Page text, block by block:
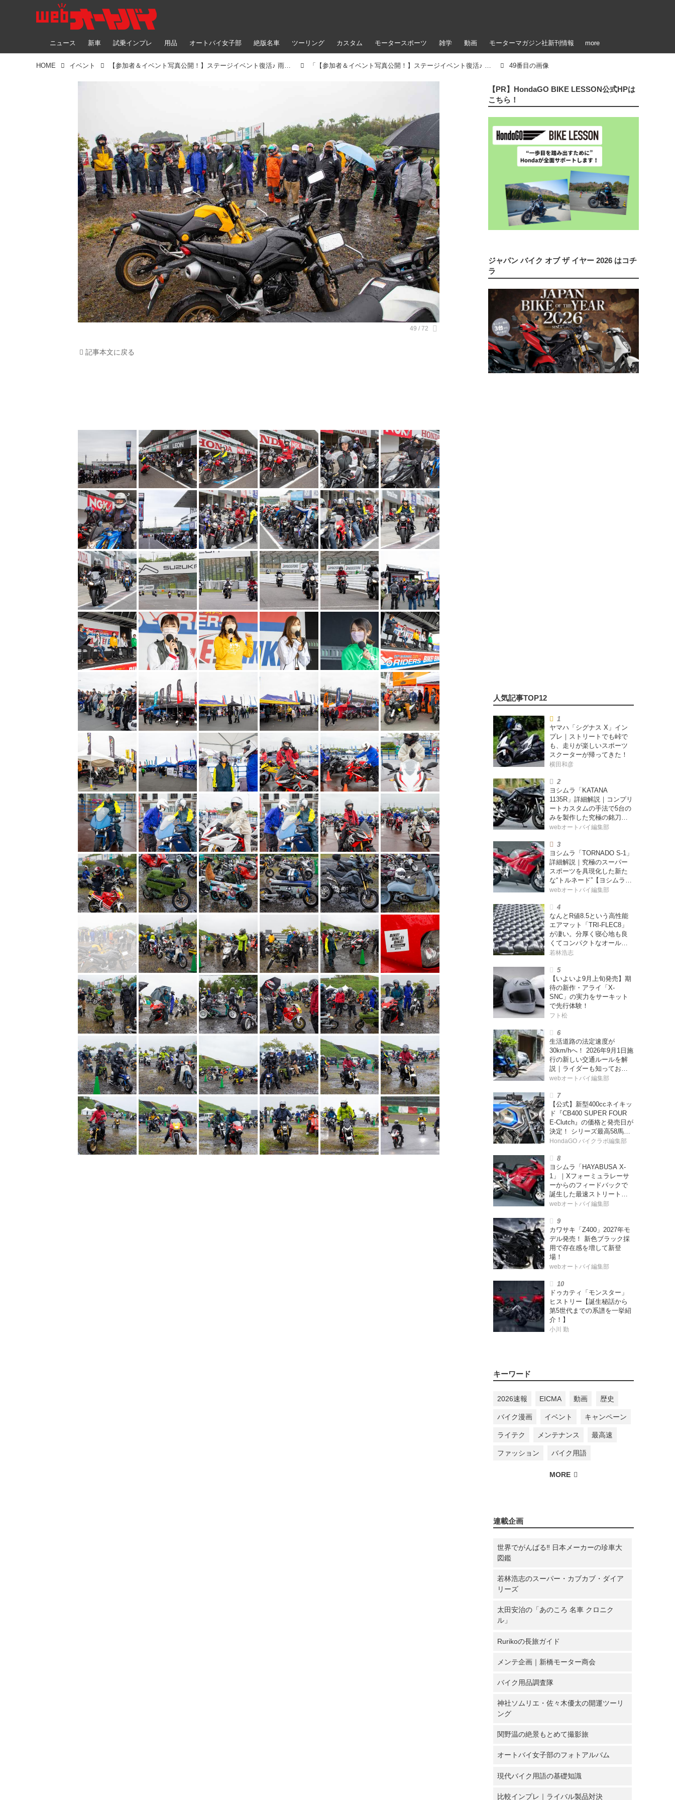
ニュース 新車 試乗インプレ 用品 オートバイ女子部 絶版名車 ツーリング カスタム モータースポーツ 雑学 動画 モーターマガジン社新刊情報 more
HOME イベント 【参加者＆イベント写真公開！】ステージイベント復活♪ 雨のアップガレージライダースBIKE!BIKE!BIKE2022（梅本まどか） 「【参加者＆イベント写真公開！】ステージイベント復活♪ 雨のアップガレージライダースBIKE!BIKE!BIKE2022（梅本まどか）」のアルバム 49番目の画像
記事本文に戻る
【PR】HondaGO BIKE LESSON公式HPは
こちら！
ジャパン バイク オブ ザ イヤー 2026 はコチ
ラ
ヤマハ「シグナス X」イン
プレ｜ストリートでも峠で
も、走りが楽しいスポーツ
スクーターが帰ってきた！
横田和彦
ヨシムラ「KATANA
1135R」詳細解説｜コンプリ
ートカスタムの手法で5台の
みを製作した究極の銘刀
【ヨシムラ伝】
webオートバイ編集部
ヨシムラ「TORNADO S-1」
詳細解説｜究極のスーパー
スポーツを具現化した新た
な“トルネード”【ヨシムラ
伝】
webオートバイ編集部
なんとR値8.5という高性能
エアマット「TRI-FLEC8」
が凄い。分厚く寝心地も良
くてコンパクトなオールシ
ーズン対応マットを試して
ー・カブカブ・ダイアリー
ズ Vol.385〉
若林浩志
【いよいよ9月上旬発売】期
待の新作・アライ「X-
SNC」の実力をサーキット
で先行体験！
フト松
生活道路の法定速度が
30km/hへ！ 2026年9月1日施
行の新しい交通ルールを解
説｜ライダーも知っておく
べきポイントをチェック！
webオートバイ編集部
【公式】新型400ccネイキッ
ド『CB400 SUPER FOUR
E-Clutch』の価格と発売日が
決定！ シリーズ最高58馬力
＆14kgもの軽量化!? 完全に
【Honda2026新車ニュー
ス】
HondaGO バイクラボ編集部
ヨシムラ「HAYABUSA X-
1」｜Xフォーミュラレーサ
ーからのフィードバックで
誕生した最速ストリートモ
デル【ヨシムラ伝】
webオートバイ編集部
カワサキ「Z400」2027年モ
デル発売！ 新色ブラック採
用で存在感を増して新登
場！
webオートバイ編集部
ドゥカティ「モンスター」
ヒストリー【誕生秘話から
第5世代までの系譜を一挙紹
介！】
小川 勤
キーワード
2026速報 EICMA 動画 歴史
バイク漫画 イベント キャンペーン
ライテク メンテナンス 最高速
ファッション バイク用語
連載企画
世界でがんばる‼ 日本メーカーの珍車大
図鑑
若林浩志のスーパー・カブカブ・ダイア
リーズ
太田安治の「あのころ 名車 クロニク
ル」
Rurikoの長旅ガイド
メンテ企画｜新橋モーター商会
バイク用品調査隊
神社ソムリエ・佐々木優太の開運ツーリ
ング
関野温の絶景もとめて撮影旅
オートバイ女子部のフォトアルバム
現代バイク用語の基礎知識
比較インプレ｜ライバル製品対決